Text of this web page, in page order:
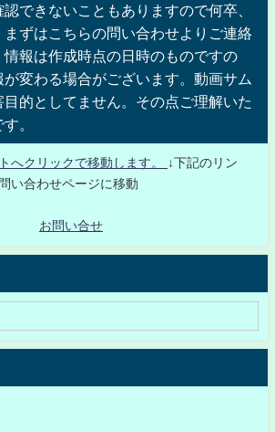
できないこともありますので何卒、
まずはこちらの問い合わせよりご連絡
情報は作成時点の日時のものですの
変わる場合がございます。動画サム
的としてません。その点ご理解いた
。
へクリックで移動します。
↓下記のリン
い合わせページに移動
お問い合せ